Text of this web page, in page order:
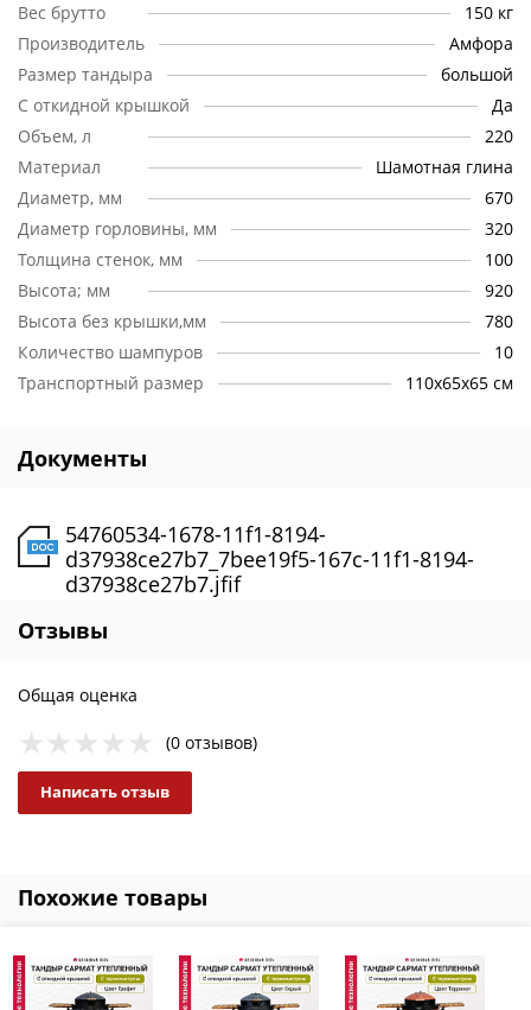
Вес брутто
150 кг
Производитель
Амфора
Размер тандыра
большой
С откидной крышкой
Да
Объем, л
220
Материал
Шамотная глина
Диаметр, мм
670
Диаметр горловины, мм
320
Толщина стенок, мм
100
Высота; мм
920
Высота без крышки,мм
780
Количество шампуров
10
Транспортный размер
110х65х65 см
Документы
54760534-1678-11f1-8194-
d37938ce27b7_7bee19f5-167c-11f1-8194-
d37938ce27b7.jfif
Отзывы
Общая оценка
(0 отзывов)
Написать отзыв
Похожие товары